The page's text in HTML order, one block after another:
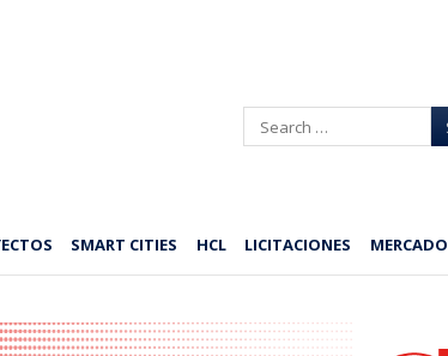
Search
SMART CITIES HCL LICITACIONES MERCADO